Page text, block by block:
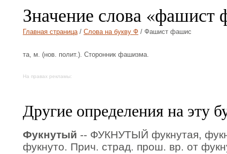
Значение слова «фашист
Главная страница/ Слова на букву Ф / Фашист фашис
та, м. (нов. полит.). Сторонник фашизма.
На правах рекламы:
Другие определения на эту
Фукнутый -- ФУКНУТЫЙ фукнутая,
фукнуто. Прич. страд. прош. вр. от